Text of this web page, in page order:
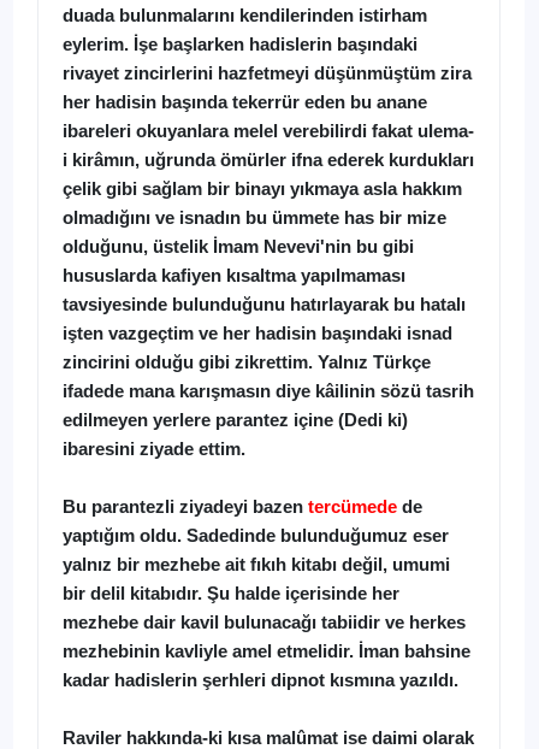
duada bulunmalarını kendilerinden istirham
eylerim. İşe başlarken hadislerin başındaki
rivayet zincirlerini hazfetmeyi düşünmüştüm zira
her hadisin başında tekerrür eden bu anane
ibareleri okuyanlara melel verebilirdi fakat ulema-
i kirâmın, uğrunda ömürler ifna ederek kurdukları
çelik gibi sağlam bir binayı yıkmaya asla hakkım
olmadığını ve isnadın bu ümmete has bir mize
olduğunu, üstelik İmam Nevevi'nin bu gibi
hususlarda kafiyen kısaltma yapılmaması
tavsiyesinde bulunduğunu hatırlayarak bu hatalı
işten vazgeçtim ve her hadisin başındaki isnad
zincirini olduğu gibi zikrettim. Yalnız Türkçe
ifadede mana karışmasın diye kâilinin sözü tasrih
edilmeyen yerlere parantez içine (Dedi ki)
ibaresini ziyade ettim.
Bu parantezli ziyadeyi bazen tercümede de
yaptığım oldu. Sadedinde bulunduğumuz eser
yalnız bir mezhebe ait fıkıh kitabı değil, umumi
bir delil kitabıdır. Şu halde içerisinde her
mezhebe dair kavil bulunacağı tabiidir ve herkes
mezhebinin kavliyle amel etmelidir. İman bahsine
kadar hadislerin şerhleri dipnot kısmına yazıldı.
Raviler hakkında-ki kısa malûmat ise daimi olarak